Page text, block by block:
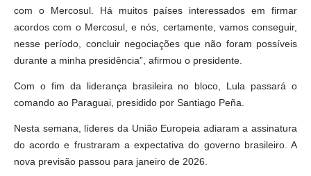
com o Mercosul. Há muitos países interessados em firmar
acordos com o Mercosul, e nós, certamente, vamos conseguir,
nesse período, concluir negociações que não foram possíveis
durante a minha presidência”, afirmou o presidente.
Com o fim da liderança brasileira no bloco, Lula passará o
comando ao Paraguai, presidido por Santiago Peña.
Nesta semana, líderes da União Europeia adiaram a assinatura
do acordo e frustraram a expectativa do governo brasileiro. A
nova previsão passou para janeiro de 2026.